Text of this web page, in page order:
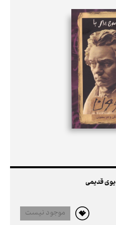
موجود نیست